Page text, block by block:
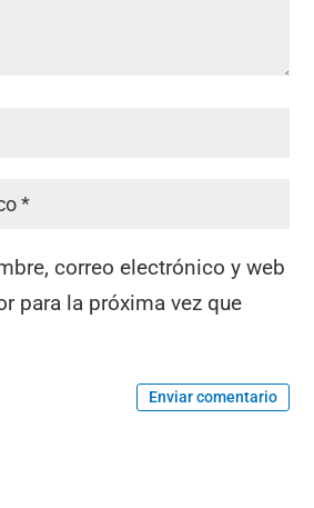
correo electrónico y web
para la próxima vez que
Enviar comentario